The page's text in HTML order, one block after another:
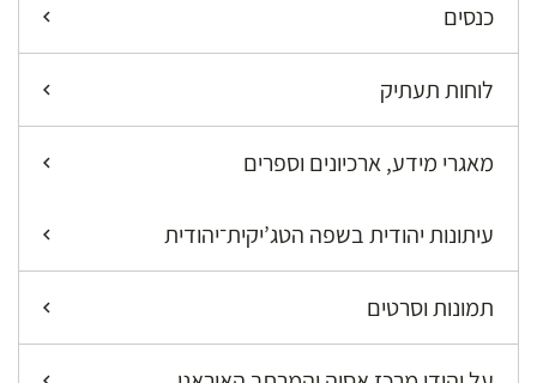
כנסים
לוחות תעתיק
מאגרי מידע, ארכיונים וספרים
עיתונות יהודית בשפה הטג’יקית־יהודית
תמונות וסרטים